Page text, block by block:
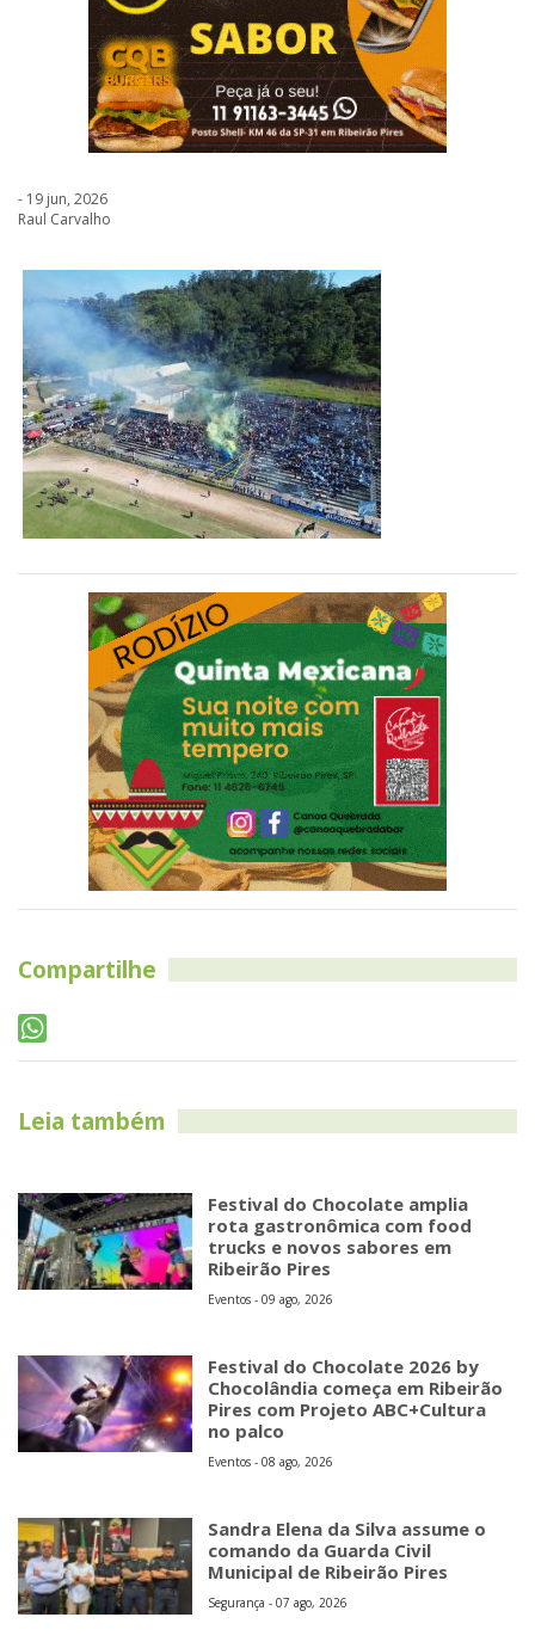
- 19 jun, 2026
Raul Carvalho
Compartilhe
Leia também
Festival do Chocolate amplia
rota gastronômica com food
trucks e novos sabores em
Ribeirão Pires
Eventos - 09 ago, 2026
Festival do Chocolate 2026 by
Chocolândia começa em Ribeirão
Pires com Projeto ABC+Cultura
no palco
Eventos - 08 ago, 2026
Sandra Elena da Silva assume o
comando da Guarda Civil
Municipal de Ribeirão Pires
Segurança - 07 ago, 2026